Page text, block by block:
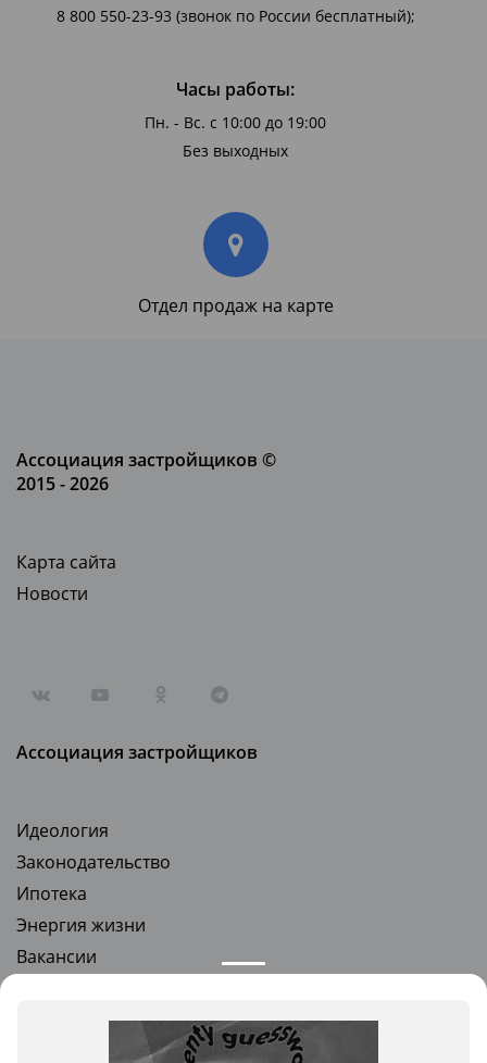
8 800 550-23-93 (звонок по России бесплатный);
Часы работы:
Пн. - Вс. с 10:00 до 19:00
Без выходных
Отдел продаж на карте
Ассоциация застройщиков ©
2015 - 2026
Карта сайта
Новости
Ассоциация застройщиков
Идеология
Законодательство
Ипотека
Энергия жизни
Вакансии
Квартиры в новостройках